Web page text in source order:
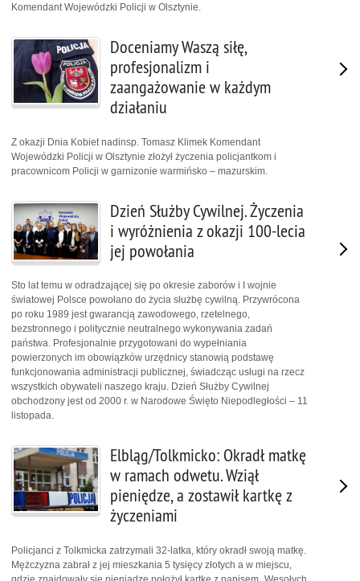
Komendant Wojewódzki Policji w Olsztynie.
Doceniamy Waszą siłę,
profesjonalizm i
zaangażowanie w każdym
działaniu
Z okazji Dnia Kobiet nadinsp. Tomasz Klimek Komendant
Wojewódzki Policji w Olsztynie złożył życzenia policjantkom i
pracownicom Policji w garnizonie warmińsko – mazurskim.
Dzień Służby Cywilnej. Życzenia
i wyróżnienia z okazji 100-lecia
jej powołania
Sto lat temu w odradzającej się po okresie zaborów i I wojnie
światowej Polsce powołano do życia służbę cywilną. Przywrócona
po roku 1989 jest gwarancją zawodowego, rzetelnego,
bezstronnego i politycznie neutralnego wykonywania zadań
państwa. Profesjonalnie przygotowani do wypełniania
powierzonych im obowiązków urzędnicy stanowią podstawę
funkcjonowania administracji publicznej, świadcząc usługi na rzecz
wszystkich obywateli naszego kraju. Dzień Służby Cywilnej
obchodzony jest od 2000 r. w Narodowe Święto Niepodległości – 11
listopada.
Elbląg/Tolkmicko: Okradł matkę
w ramach odwetu. Wziął
pieniędze, a zostawił kartkę z
życzeniami
Policjanci z Tolkmicka zatrzymali 32-latka, który okradł swoją matkę.
Mężczyzna zabrał z jej mieszkania 5 tysięcy złotych a w miejscu,